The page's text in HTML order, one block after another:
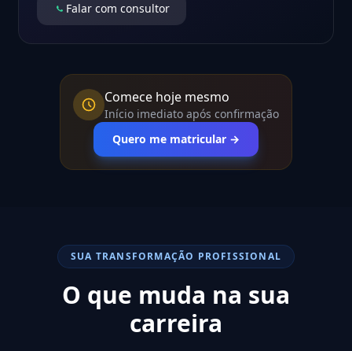
Falar com consultor
Comece hoje mesmo
Início imediato após confirmação
Quero me matricular →
SUA TRANSFORMAÇÃO PROFISSIONAL
O que muda na sua
carreira